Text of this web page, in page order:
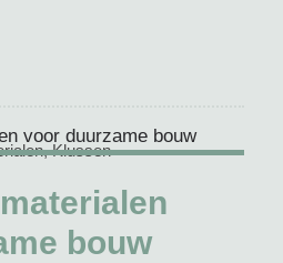
,Klussen
bouw